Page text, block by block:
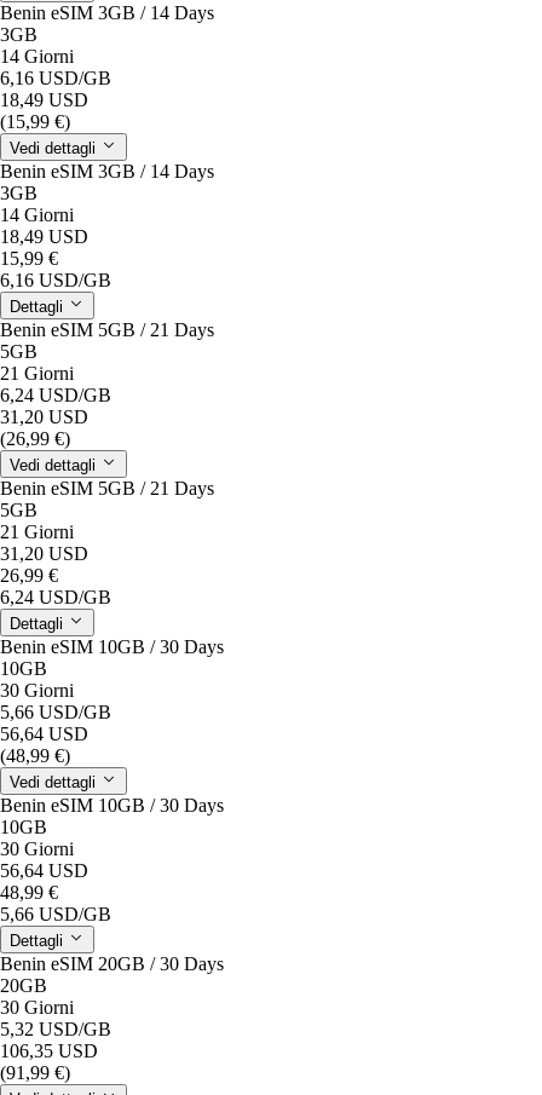
Benin eSIM 3GB / 14 Days
3GB
14 Giorni
6,16 USD/GB
18,49 USD
(15,99 €)
Vedi dettagli
Benin eSIM 3GB / 14 Days
3GB
14 Giorni
18,49 USD
15,99 €
6,16 USD/GB
Dettagli
Benin eSIM 5GB / 21 Days
5GB
21 Giorni
6,24 USD/GB
31,20 USD
(26,99 €)
Vedi dettagli
Benin eSIM 5GB / 21 Days
5GB
21 Giorni
31,20 USD
26,99 €
6,24 USD/GB
Dettagli
Benin eSIM 10GB / 30 Days
10GB
30 Giorni
5,66 USD/GB
56,64 USD
(48,99 €)
Vedi dettagli
Benin eSIM 10GB / 30 Days
10GB
30 Giorni
56,64 USD
48,99 €
5,66 USD/GB
Dettagli
Benin eSIM 20GB / 30 Days
20GB
30 Giorni
5,32 USD/GB
106,35 USD
(91,99 €)